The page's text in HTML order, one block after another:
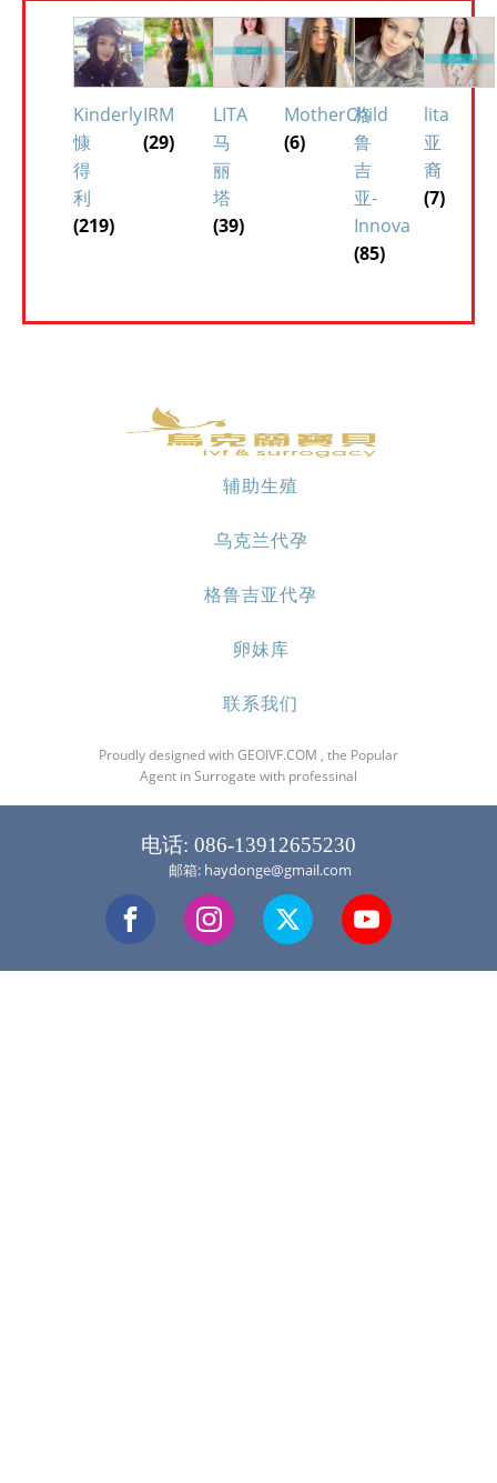
Kinderly
慷
得
利
(219)
IRM
(29)
LITA
马
丽
塔
(39)
MotherChild
(6)
格
鲁
吉
亚-
Innova
(85)
lita
亚
裔
(7)
辅助生殖
乌克兰代孕
格鲁吉亚代孕
卵妹库
联系我们
Proudly designed with GEOIVF.COM , the Popular
Agent in Surrogate with professinal
电话: 086-13912655230
邮箱: haydonge@gmail.com